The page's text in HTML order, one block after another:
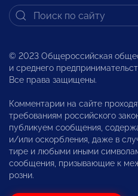
© 2023 Общероссийская
и среднего
Все права защищены.
Комментарии на сайте
требованиям российского
публикуем сообщения,
и/или оскорбления, даже в
тире и любыми иными
сообщения, призывающие к
розни.